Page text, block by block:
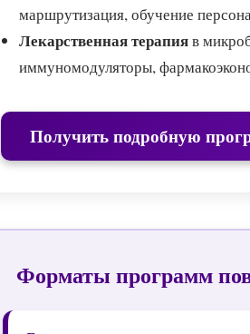
маршрутизация, обучение
Лекарственная терапияв
иммуномодуляторы,
Получить подробную
Форматы программ